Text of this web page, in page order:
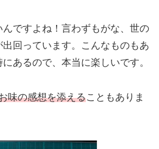
ですよね！言わずもがな、世の
回っています。こんなものもあ
あるので、本当に楽しいです。
味の感想を添えることもありま